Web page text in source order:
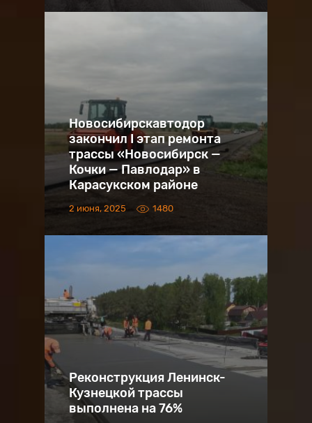
Новосибирскавтодор
закончил I этап ремонта
трассы «Новосибирск —
Кочки — Павлодар» в
Карасукском районе
2 июня, 2025 1480
Реконструкция Ленинск-
Кузнецкой трассы
выполнена на 76%